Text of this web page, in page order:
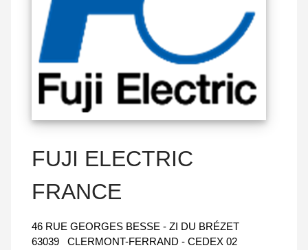
FUJI ELECTRIC
FRANCE
46 RUE GEORGES BESSE - ZI DU BRÉZET
63039
CLERMONT-FERRAND - CEDEX 02